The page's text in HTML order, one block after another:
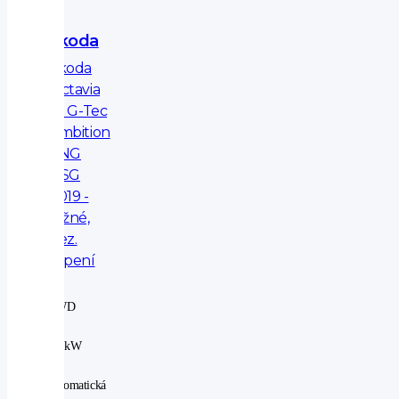
Škoda
Škoda
Octavia
1.5 G-Tec
Ambition
CNG
DSG
2019 -
tažné,
nez.
topení
2WD
96 kW
automatická